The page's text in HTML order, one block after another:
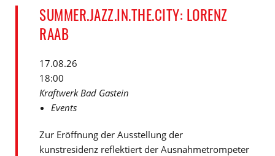
SUMMER.JAZZ.IN.THE.CITY: LORENZ
RAAB
17.08.26
18:00
Kraftwerk Bad Gastein
Events
Zur Eröffnung der Ausstellung der
kunstresidenz reflektiert der Ausnahmetrompeter